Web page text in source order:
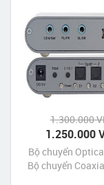
1.300.000
1.250.000
Bộ chuyển
Bộ chuyển